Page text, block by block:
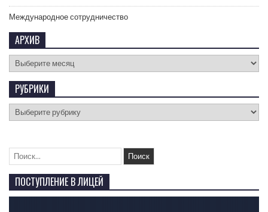
Международное сотрудничество
АРХИВ
РУБРИКИ
ПОСТУПЛЕНИЕ В ЛИЦЕЙ